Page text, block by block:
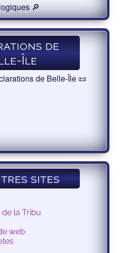
🔎
de
Île
de Belle-Île 📜
sites
la Tribu
web